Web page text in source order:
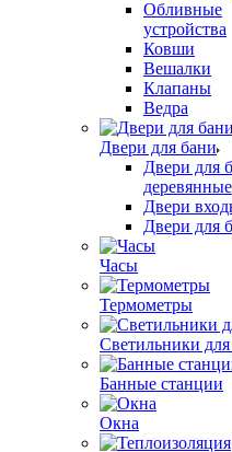
Обливные
устройства
Ковши
Вешалки
Клапаны
Ведра
Двери для бани
Двери для
деревянные
Двери
Двери для
Часы
Термометры
Светильники
Банные станции
Окна